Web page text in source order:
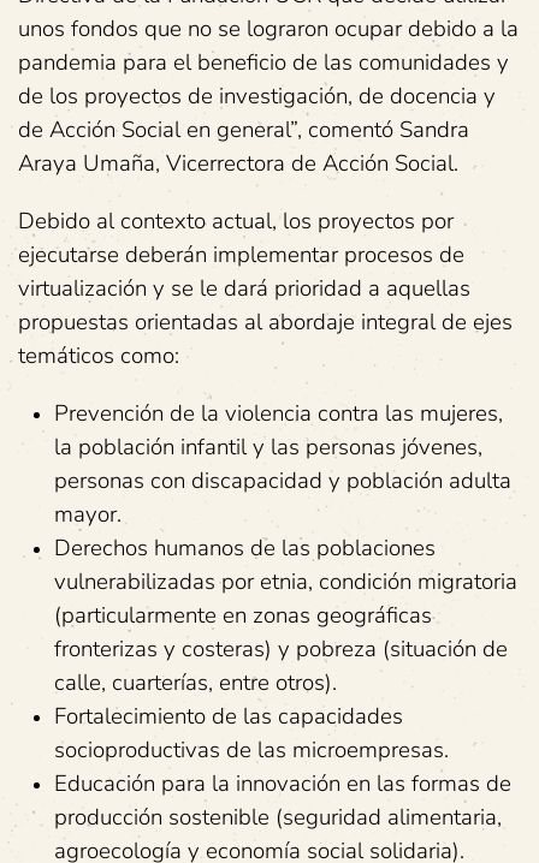
unos fondos que no se lograron ocupar debido a la
pandemia para el beneficio de las comunidades y
de los proyectos de investigación, de docencia y
de Acción Social en general”, comentó Sandra
Araya Umaña, Vicerrectora de Acción Social.
Debido al contexto actual, los proyectos por
ejecutarse deberán implementar procesos de
virtualización y se le dará prioridad a aquellas
propuestas orientadas al abordaje integral de ejes
temáticos como:
Prevención de la violencia contra las mujeres,
la población infantil y las personas jóvenes,
personas con discapacidad y población adulta
mayor.
Derechos humanos de las poblaciones
vulnerabilizadas por etnia, condición migratoria
(particularmente en zonas geográficas
fronterizas y costeras) y pobreza (situación de
calle, cuarterías, entre otros).
Fortalecimiento de las capacidades
socioproductivas de las microempresas.
Educación para la innovación en las formas de
producción sostenible (seguridad alimentaria,
agroecología y economía social solidaria).